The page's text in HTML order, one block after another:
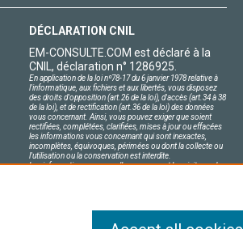
DÉCLARATION CNIL
EM-CONSULTE.COM est déclaré à la
CNIL, déclaration n° 1286925.
En application de la loi nº78-17 du 6 janvier 1978 relative à
l'informatique, aux fichiers et aux libertés, vous disposez
des droits d'opposition (art.26 de la loi), d'accès (art.34 à 38
de la loi), et de rectification (art.36 de la loi) des données
vous concernant. Ainsi, vous pouvez exiger que soient
rectifiées, complétées, clarifiées, mises à jour ou effacées
les informations vous concernant qui sont inexactes,
incomplètes, équivoques, périmées ou dont la collecte ou
l'utilisation ou la conservation est interdite.
Les informations personnelles concernant les visiteurs de